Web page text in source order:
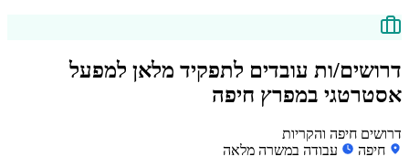
דרושים/ות עובדים לתפקיד מלאן למפעל
אסטרטגי במפרץ חיפה
דרושים חיפה והקריות
חיפה
עבודה במשרה מלאה